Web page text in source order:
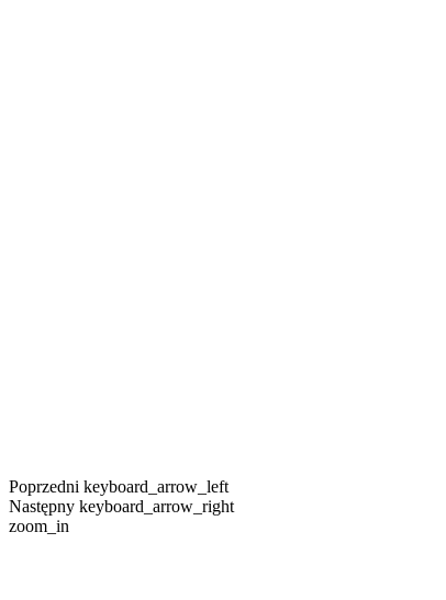
Poprzedni keyboard_arrow_left
Następny keyboard_arrow_right
zoom_in